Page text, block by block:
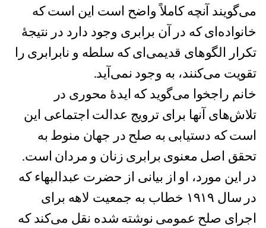
می‌گویند آنچه کاملاً واضح است این است که
خانواده‌ای که در آن برابری وجود دارد در نتیجهٔ
تکرار الگوهای قدیمی‌ای که سلطه و نابرابری را
تقویت می‌کنند، به وجود نمی‌آید.
خانم راجخوا می‌گوید که ایدهٔ محوری در
تلاش‌های آنها برای ترویج عدالت اجتماعی این
است که دستیابی به صلح در جهان منوط به
تحقق اصل معنوی برابری زنان و مردان است.
در این مورد، او از بیانی از حضرت عبدالبهاء که
در سال ۱۹۱۹ خطاب به جمعیت لاهه برای
اجرای صلح عمومی نوشته شده‌ نقل می‌‌کند که